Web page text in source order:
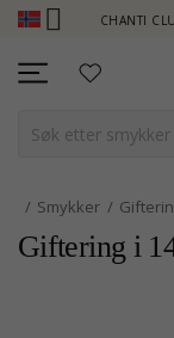
CHANTI CLUB - TJEN
Smykker
Giftering i